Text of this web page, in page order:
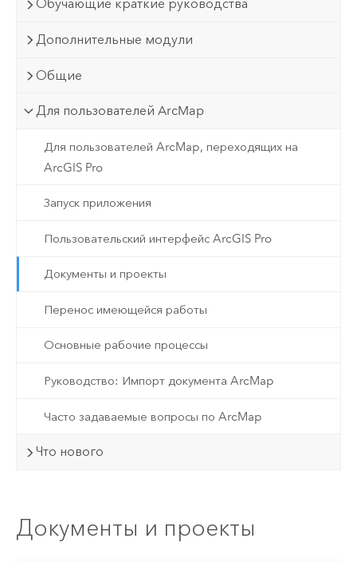
Обучающие краткие руководства
Дополнительные модули
Общие
Для пользователей ArcMap
Для пользователей ArcMap, переходящих на
ArcGIS Pro
Запуск приложения
Пользовательский интерфейс ArcGIS Pro
Документы и проекты
Перенос имеющейся работы
Основные рабочие процессы
Руководство: Импорт документа ArcMap
Часто задаваемые вопросы по ArcMap
Что нового
Документы и проекты